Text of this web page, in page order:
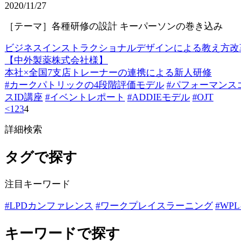
2020/11/27
［テーマ］各種研修の設計 キーパーソンの巻き込み
ビジネスインストラクショナルデザインによる教え方
【中外製薬株式会社様】
本社×全国7支店トレーナーの連携による新人研修
#カークパトリックの4段階評価モデル #パフォーマンス
スID講座 #イベントレポート #ADDIEモデル #OJT
<1 234
詳細検索
タグで探す
注目キーワード
#LPDカンファレンス #ワークプレイスラーニング
キーワードで探す